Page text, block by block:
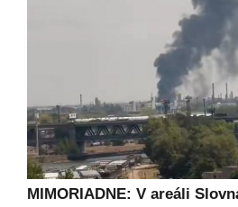
MIMORIADNE: V areáli